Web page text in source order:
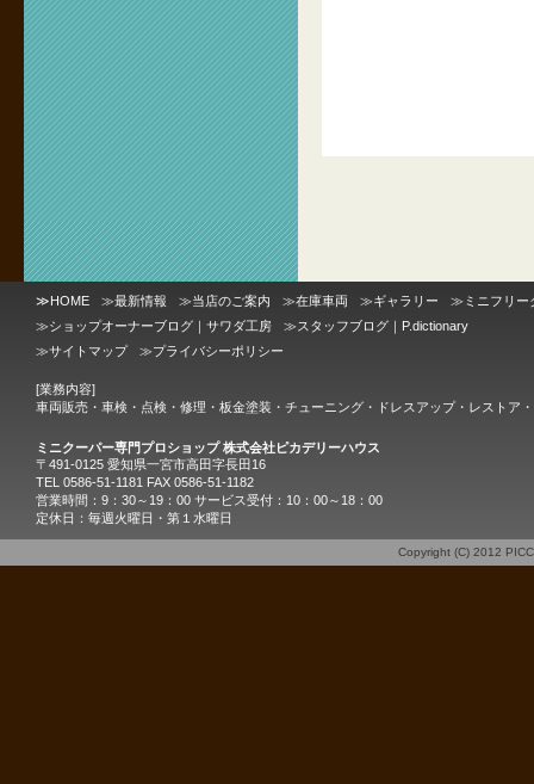
≫HOME ≫最新情報 ≫当店のご案内 ≫在庫車両 ≫ギャラリー ≫ ミニフリー
≫ショップオーナーブログ｜サワダ工房 ≫スタッフブログ｜P.dictionary
≫サイトマップ ≫プライバシーポリシー
[業務内容]
車両販売・車検・点検・修理・板金塗装・チューニング・ドレスアップ・レストア
ミニクーパー専門プロショップ 株式会社ピカデリーハウス
〒491-0125 愛知県一宮市高田字長田16
TEL 0586-51-1181 FAX 0586-51-1182
営業時間：9：30～19：00 サービス受付：10：00～18：00
定休日：毎週火曜日・第１水曜日
Copyright (C) 2012